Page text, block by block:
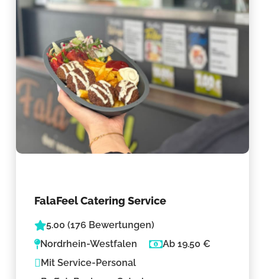
FalaFeel Catering Service
5.00 (176 Bewertungen)
Nordrhein-Westfalen
Ab 19.50 €
Mit Service-Personal